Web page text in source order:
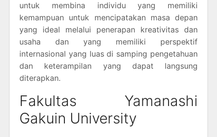
untuk membina individu yang memiliki
kemampuan untuk mencipatakan masa depan
yang ideal melalui penerapan kreativitas dan
usaha dan yang memiliki perspektif
internasional yang luas di samping pengetahuan
dan keterampilan yang dapat langsung
diterapkan.
Fakultas Yamanashi
Gakuin University